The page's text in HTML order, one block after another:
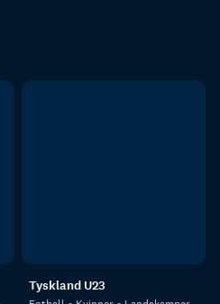
Tyskland U23